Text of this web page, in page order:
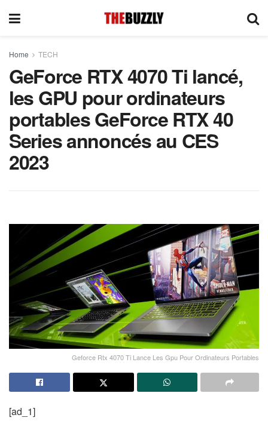
Home TECH
GeForce RTX 4070 Ti lancé,
les GPU pour ordinateurs
portables GeForce RTX 40
Series annoncés au CES
2023
Geforce Rtx 4070 Ti Lance Les Gpu Pour Ordinateurs Portables
[ad_1]